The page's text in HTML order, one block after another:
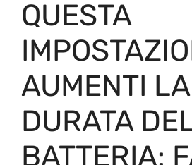
QUESTA
AUMENTI LA
DURATA
BATTERIA: